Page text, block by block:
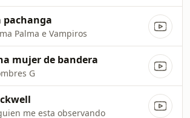
pachanga
Palma e Vampiros
mujer de bandera
G
me esta observando